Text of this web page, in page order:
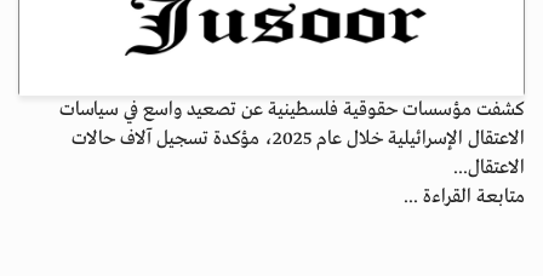
كشفت مؤسسات حقوقية فلسطينية عن تصعيد واسع في سياسات
الاعتقال الإسرائيلية خلال عام 2025، مؤكدة تسجيل آلاف حالات
الاعتقال...
متابعة القراءة ...